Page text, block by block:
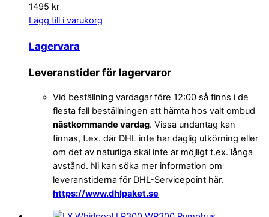
1495 kr
Lägg till i varukorg
Lagervara
Leveranstider för lagervaror
Vid beställning vardagar före 12:00 så finns i de
flesta fall beställningen att hämta hos valt ombud
nästkommande vardag. Vissa undantag kan
finnas, t.ex. där DHL inte har daglig utkörning eller
om det av naturliga skäl inte är möjligt t.ex. långa
avstånd. Ni kan söka mer information om
leveranstiderna för DHL-Servicepoint här.
https://www.dhlpaket.se